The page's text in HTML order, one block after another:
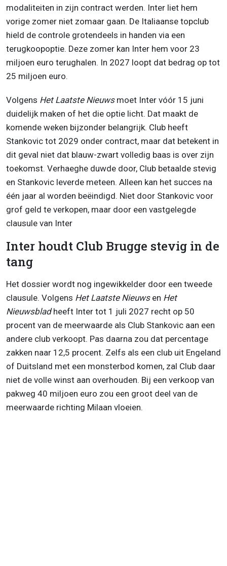
modaliteiten in zijn contract werden. Inter liet hem
vorige zomer niet zomaar gaan. De Italiaanse topclub
hield de controle grotendeels in handen via een
terugkoopoptie. Deze zomer kan Inter hem voor 23
miljoen euro terughalen. In 2027 loopt dat bedrag op tot
25 miljoen euro.
Volgens Het Laatste Nieuwsmoet Inter vóór 15 juni
duidelijk maken of het die optie licht. Dat maakt de
komende weken bijzonder belangrijk. Club heeft
Stankovic tot 2029 onder contract, maar dat betekent in
dit geval niet dat blauw-zwart volledig baas is over zijn
toekomst. Verhaeghe duwde door, Club betaalde stevig
en Stankovic leverde meteen. Alleen kan het succes na
één jaar al worden beëindigd. Niet door Stankovic voor
grof geld te verkopen, maar door een vastgelegde
clausule van Inter
Inter houdt Club Brugge stevig in de
tang
Het dossier wordt nog ingewikkelder door een tweede
clausule. Volgens Het Laatste Nieuwsen Het
Nieuwsbladheeft Inter tot 1 juli 2027 recht op 50
procent van de meerwaarde als Club Stankovic aan een
andere club verkoopt. Pas daarna zou dat percentage
zakken naar 12,5 procent. Zelfs als een club uit Engeland
of Duitsland met een monsterbod komen, zal Club daar
niet de volle winst aan overhouden. Bij een verkoop van
pakweg 40 miljoen euro zou een groot deel van de
meerwaarde richting Milaan vloeien.